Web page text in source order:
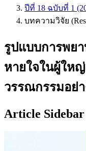
ปีที่ 18 ฉบับที่ 1
บทความวิจัย
รูปแบบการพย
หายใจในผู้ให
วรรณกรรมอย่
Article Sidebar